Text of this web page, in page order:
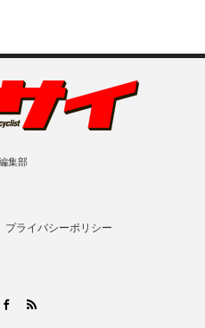
集部
プライバシーポリシー
Facebook